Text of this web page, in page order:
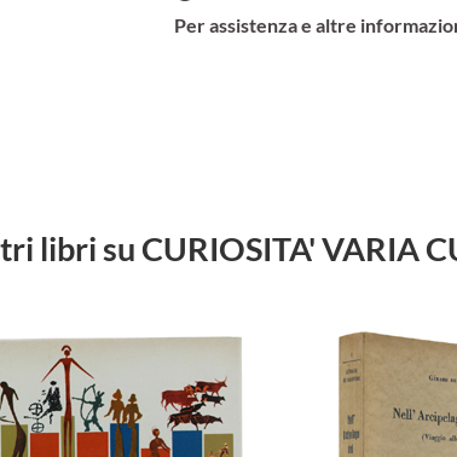
Per assistenza e altre
libri su CURIOSITA' VARIA